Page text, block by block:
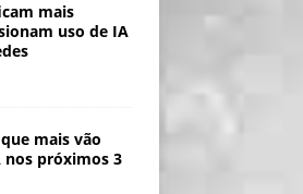
mais
uso de IA
mais vão
nos próximos 3